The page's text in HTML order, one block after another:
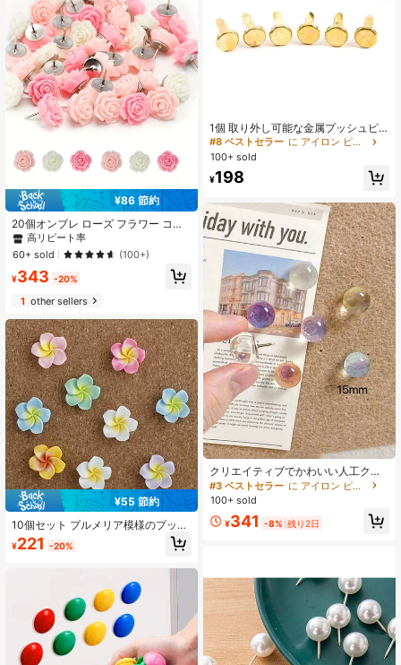
¥86 節約
20個オンブレ ローズ フラワー コル
クボード装飾用押しピン、クリエイ
ティブな花デザインのギフトボック
ス入りプッシュピン
高リピート率
60+ sold
(100+)
¥343 -20%
1other sellers
¥55 節約
10個セット プルメリア模様のプッシ
ュピン、コルクボード、地図、写
真、カレンダー、オフィスの仕切り
¥221 -20%
1個 取り外し可能な金属プッシュピ
ン、シンプルな再利用可能なDIYデコ
レーション用品 学校に戻る際に
#8 ベストセラー
に アイロン ピン&タック
100+ sold
¥198
クリエイティブでかわいい人工クリ
スタルレジンプッシュピン10個セッ
ト、透明グリッター半円形プッシュ
ド、写真の壁、地図の固定、文房具
#3 ベストセラー
に アイロン ピン&タック
100+ sold
¥341 -8% 残り2日